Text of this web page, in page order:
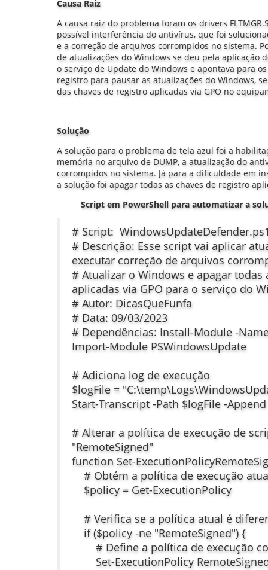
Causa Raiz
A causa raiz do problema foram os drivers
possível interferência do antivírus, que foi
e a correção de arquivos corrompidos no sistema.
de atualizações do Windows se deu pela aplicação
o serviço de Update do Windows e apontava para
registro para pausar as atualizações do Windows,
das chaves de registro aplicadas via GPO no
Solução
A solução para o problema de tela azul foi a
memória no arquivo de DUMP, a atualização do
corrompidos no sistema. Já para a dificuldade em
a solução foi apagar todas as chaves de registro
Script em PowerShell para automatizar a
# Script:
# Descrição: Esse script vai aplicar
executar correção de arquivos
# Atualizar o Windows e apagar todas
aplicadas via GPO para o serviço do
# Autor: DicasQueFunfa
# Data: 09/03/2023
# Dependências: Install-Module -
Import-Module PSWindowsUpdate
# Adiciona log de execução
$logFile =
Start-Transcript -Path $logFile -Append
# Alterar a política de execução de
"RemoteSigned"
function Set-
# Obtém a política de execução
$policy = Get-ExecutionPolicy
# Verifica se a política atual é
if ($policy -ne "RemoteSigned") {
# Define a política de execução
Set-ExecutionPolicy